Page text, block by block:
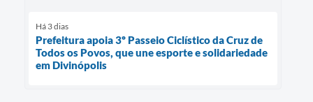
Há 3 dias
Prefeitura apoia 3º Passeio Ciclístico da Cruz de
Todos os Povos, que une esporte e solidariedade
em Divinópolis